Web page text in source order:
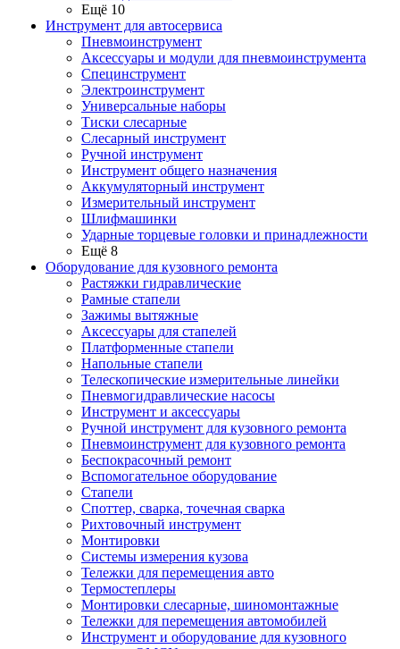
Ещё 10
Инструмент для автосервиса
Пневмоинструмент
Аксессуары и модули для пневмоинструмента
Специнструмент
Электроинструмент
Универсальные наборы
Тиски слесарные
Слесарный инструмент
Ручной инструмент
Инструмент общего назначения
Аккумуляторный инструмент
Измерительный инструмент
Шлифмашинки
Ударные торцевые головки и принадлежности
Ещё 8
Оборудование для кузовного ремонта
Растяжки гидравлические
Рамные стапели
Зажимы вытяжные
Аксессуары для стапелей
Платформенные стапели
Напольные стапели
Телескопические измерительные линейки
Пневмогидравлические насосы
Инструмент и аксессуары
Ручной инструмент для кузовного ремонта
Пневмоинструмент для кузовного ремонта
Беспокрасочный ремонт
Вспомогательное оборудование
Стапели
Споттер, сварка, точечная сварка
Рихтовочный инструмент
Монтировки
Системы измерения кузова
Тележки для перемещения авто
Термостеплеры
Монтировки слесарные, шиномонтажные
Тележки для перемещения автомобилей
Инструмент и оборудование для кузовного